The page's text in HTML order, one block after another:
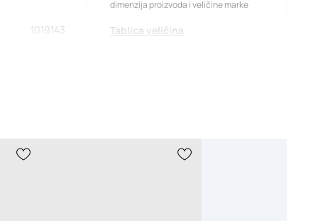
1019143
dimenzija proizvoda i veličine marke
Tablica veličina